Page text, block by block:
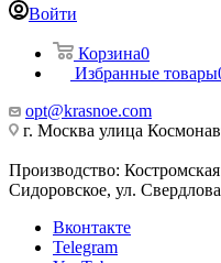
Войти
Корзина0
Избранные товары
opt@krasnoe.com
г. Москва улица
Производство:
Сидоровское, ул.
Вконтакте
Telegram